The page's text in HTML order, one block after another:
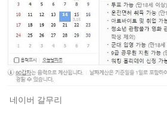
네이버 갈무리